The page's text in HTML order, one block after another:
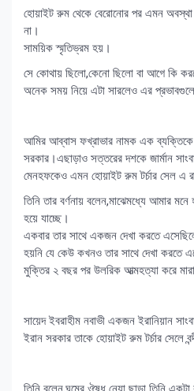
হোয়াইট রুম থেকে বেরোনোর পর এমন
না।
সাময়িক স্মৃতিভ্রম হয়।
সে কোথায় ছিলো,কেনো ছিলো বা আগে কি
অনেক সময় নিয়ে এটা সারলেও এর প্রভাবগুলো
আমির আব্বাস ফখ্রাভার নামক এক ব্যক্তিকে
সরকার।এছাড়াও সত্তরের দশকে জার্মান
মেনহফকেও এমন হোয়াইট রুম টর্চার সেল এ
তিনি তার বর্ণনায় বলেন,মাঝেমধ্যে আমার
হয়ে যাচ্ছে।
একবার তার সাথে একজন দেখা করতে
হয়নি যে কেউ কখনও তার সাথে দেখা করতে
মুক্তির ২ বছর পর উলরিক আত্মহত্যা করে
সায়েদ ইবরাহীম নবাভী একজন ইরানিয়ান
ইরান সরকার তাকে হোয়াইট রুম টর্চার সেলে